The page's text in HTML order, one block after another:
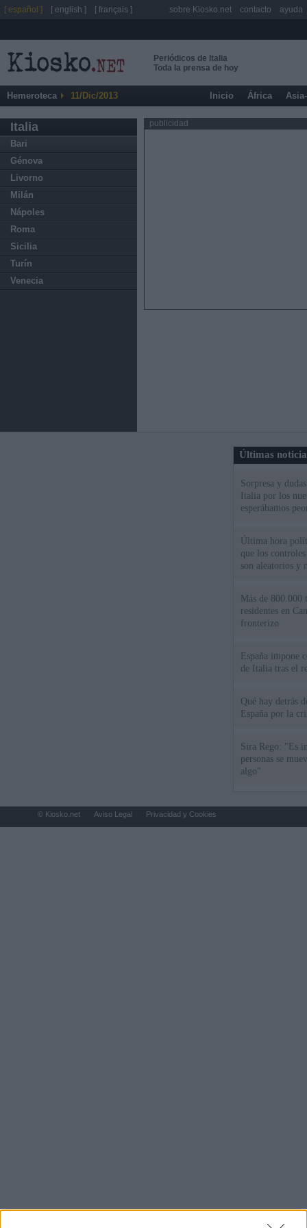
Periódicos de Italia
Toda la prensa de hoy
Hemeroteca 11/Dic/2013 Inicio África
Italia
Bari
Génova
Livorno
Milán
Nápoles
Roma
Sicilia
Turín
Venecia
publicidad
Últimas
Sorpresa y
Italia por los
esperábamos
Última hora
que los
son aleatorios y
Más de 800.000
residentes en
fronterizo
España impone
de Italia tras el
Qué hay detrás
España por la
Sira Rego: "Es
personas se
algo"
[ español ] [ english ] [ français ] sobre Kiosko.net contacto ayuda
© Kiosko.net Aviso Legal Privacidad y Cookies